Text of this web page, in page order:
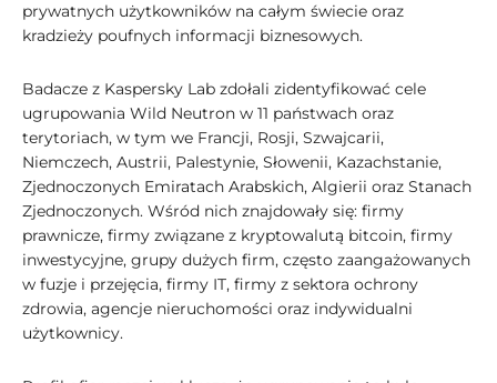
prywatnych użytkowników na całym świecie oraz
kradzieży poufnych informacji biznesowych.
Badacze z Kaspersky Lab zdołali zidentyfikować cele
ugrupowania Wild Neutron w 11 państwach oraz
terytoriach, w tym we Francji, Rosji, Szwajcarii,
Niemczech, Austrii, Palestynie, Słowenii, Kazachstanie,
Zjednoczonych Emiratach Arabskich, Algierii oraz Stanach
Zjednoczonych. Wśród nich znajdowały się: firmy
prawnicze, firmy związane z kryptowalutą bitcoin, firmy
inwestycyjne, grupy dużych firm, często zaangażowanych
w fuzje i przejęcia, firmy IT, firmy z sektora ochrony
zdrowia, agencje nieruchomości oraz indywidualni
użytkownicy.